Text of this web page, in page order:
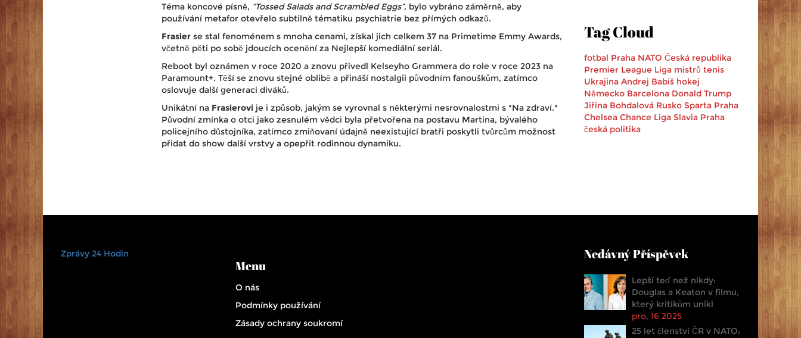
Téma koncové písně, “Tossed Salads and Scrambled Eggs”, bylo vybráno záměrně, aby
používání metafor otevřelo subtilně tématiku psychiatrie bez přímých odkazů.
Frasier se stal fenoménem s mnoha cenami, získal jich celkem 37 na Primetime Emmy Awards,
včetně pěti po sobě jdoucích ocenění za Nejlepší komediální seriál.
Reboot byl oznámen v roce 2020 a znovu přivedl Kelseyho Grammera do role v roce 2023 na
Paramount+. Těší se znovu stejné oblibě a přináší nostalgii původním fanouškům, zatímco
oslovuje další generaci diváků.
Unikátní na Frasierovi je i způsob, jakým se vyrovnal s některými nesrovnalostmi s *Na zdraví.*
Původní zmínka o otci jako zesnulém vědci byla přetvořena na postavu Martina, bývalého
policejního důstojníka, zatímco zmiňovaní údajně neexistující bratři poskytli tvůrcům možnost
přidat do show další vrstvy a opepřit rodinnou dynamiku.
Tag Cloud
fotbal Praha NATO Česká republika
Premier League Liga mistrů tenis
Ukrajina Andrej Babiš hokej
Německo Barcelona Donald Trump
Jiřina Bohdalová Rusko Sparta Praha
Chelsea Chance Liga Slavia Praha
česká politika
Zprávy 24 Hodin
Menu
O nás
Podmínky používání
Zásady ochrany soukromí
Nedávný Příspěvek
Lepší teď než nikdy:
Douglas a Keaton v filmu,
který kritikům unikl
pro, 16 2025
25 let členství ČR v NATO: